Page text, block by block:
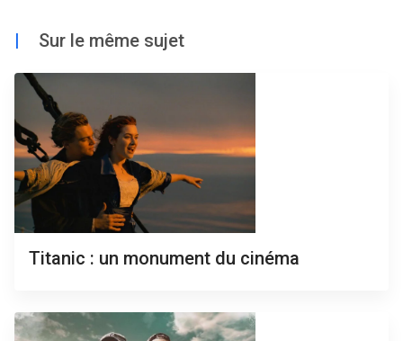
| Sur le même sujet
Titanic : un monument du cinéma